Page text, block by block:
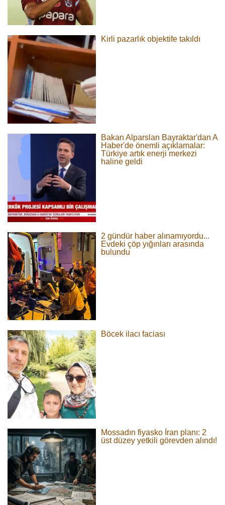
Kirli pazarlık objektife takıldı
Bakan Alparslan Bayraktar'dan A
Haber'de önemli açıklamalar:
Türkiye artık enerji merkezi
haline geldi
2 gündür haber alınamıyordu...
Evdeki çöp yığınları arasında
bulundu
Böcek ilacı faciası
Mossadın fiyasko İran planı: 2
üst düzey yetkili görevden alındı!